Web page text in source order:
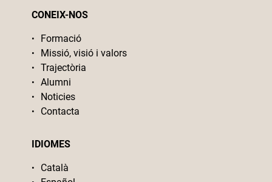
CONEIX-NOS
Formació
Missió, visió i valors
Trajectòria
Alumni
Noticies
Contacta
IDIOMES
Català